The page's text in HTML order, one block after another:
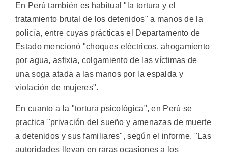
En Perú también es habitual "la tortura y el
tratamiento brutal de los detenidos" a manos de la
policía, entre cuyas prácticas el Departamento de
Estado mencionó "choques eléctricos, ahogamiento
por agua, asfixia, colgamiento de las víctimas de
una soga atada a las manos por la espalda y
violación de mujeres".
En cuanto a la "tortura psicológica", en Perú se
practica "privación del sueño y amenazas de muerte
a detenidos y sus familiares", según el informe. "Las
autoridades llevan en raras ocasiones a los